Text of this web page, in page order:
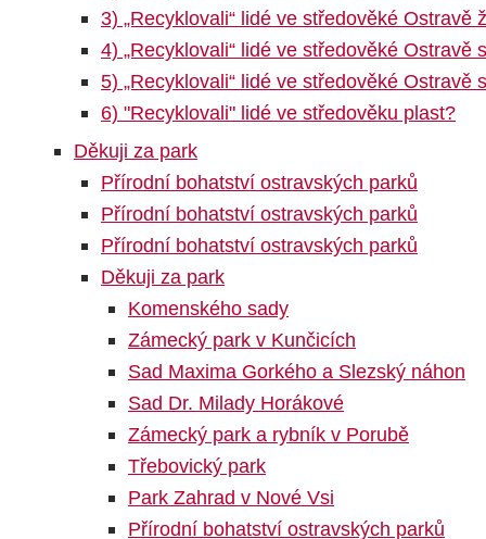
3) „Recyklovali“ lidé ve středověké Ostravě
4) „Recyklovali“ lidé ve středověké Ostravě
5) „Recyklovali“ lidé ve středověké Ostravě
6) "Recyklovali" lidé ve středověku plast?
Děkuji za park
Přírodní bohatství ostravských parků
Přírodní bohatství ostravských parků
Přírodní bohatství ostravských parků
Děkuji za park
Komenského sady
Zámecký park v Kunčicích
Sad Maxima Gorkého a Slezský náhon
Sad Dr. Milady Horákové
Zámecký park a rybník v Porubě
Třebovický park
Park Zahrad v Nové Vsi
Přírodní bohatství ostravských parků